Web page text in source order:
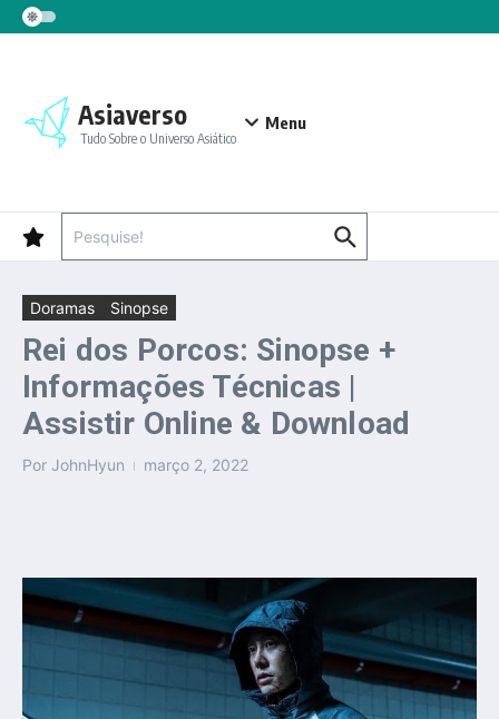
Ir para o conteúdo
Asiaverso
Tudo Sobre o Universo Asiático
Menu
Doramas Sinopse
Rei dos Porcos: Sinopse +
Informações Técnicas |
Assistir Online & Download
Por JohnHyun março 2, 2022